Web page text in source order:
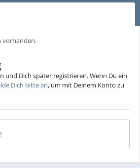
vorhanden.
und Dich später registrieren. Wenn Du ein
Dich bitte an, um mit Deinem Konto zu